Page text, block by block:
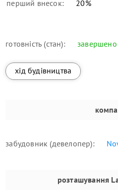
перший внесок: 20%
готовність (стан): завершено
хід будівництва
забудовник (девелопер):
розташування